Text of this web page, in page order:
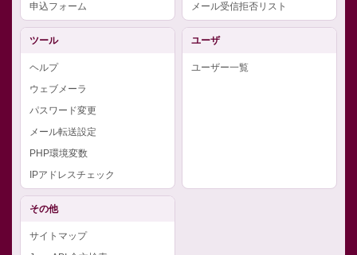
申込フォーム メール受信拒否リスト
ツール
ヘルプ
ウェブメーラ
パスワード変更
メール転送設定
PHP環境変数
IPアドレスチェック
ユーザ
ユーザー一覧
その他
サイトマップ